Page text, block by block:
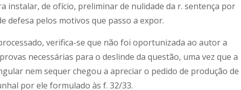
instalar, de ofício, preliminar de nulidade da r. sentença por
defesa pelos motivos que passo a expor.
verifica-se que não foi oportunizada ao autor a
necessárias para o deslinde da questão, uma vez que a
nem sequer chegou a apreciar o pedido de produção de
por ele formulado às f. 32/33.